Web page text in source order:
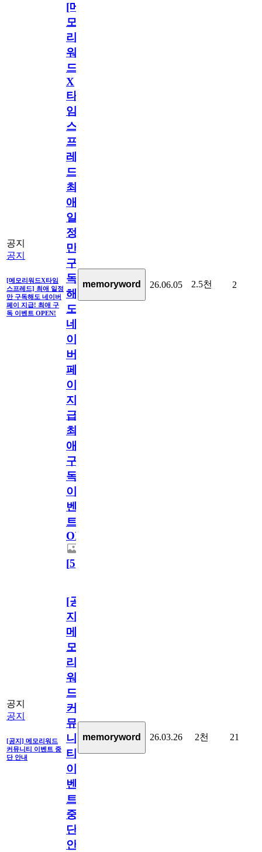
공지
공지
[메모리워드X타임
스프레드] 최애 일정
만 구독해도 네이버
페이 지급! 최애 구
독 이벤트 OPEN!
[메
모
리
워
드
X
타
임
스
프
레
드]
최
애
일
정
만
구
독
해
도
네
이
버
페
이
지
급!
최
애
구
독
이
벤
트
OPEN!
[5]
memoryword 26.06.05 2.5천 2
공지
공지
[공지] 메모리워드
커뮤니티 이벤트 중
단 안내
[공
지]
메
모
리
워
드
커
뮤
니
티
이
벤
트
중
단
안
memoryword 26.03.26 2천 21